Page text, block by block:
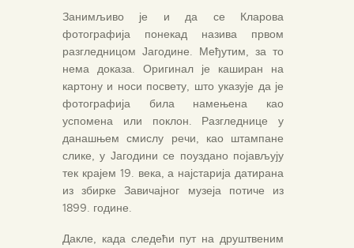
Занимљиво је и да се Кларова
фотографија понекад назива првом
разгледницом Јагодине. Међутим, за то
нема доказа. Оригинал је каширан на
картону и носи посвету, што указује да је
фотографија била намењена као
успомена или поклон. Разгледнице у
данашњем смислу речи, као штампане
слике, у Јагодини се поуздано појављују
тек крајем 19. века, а најстарија датирана
из збирке Завичајног музеја потиче из
1899. године.
Дакле, када следећи пут на друштвеним